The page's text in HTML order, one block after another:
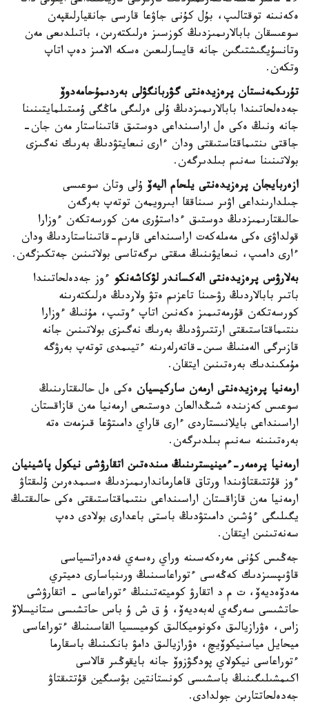
ەكەنىنە توقتالىپ، بۇل كۇنى جاۋعا قارسى جانقيارلىقپەن
سوعىسقان بابالارىمىزدىڭ كوزسىز ەرلىكتەرىن، باتىلدىعى مەن
وتانسۇيگىشتىگىن جانە قايسارلىعىن ەسكە الامىز دەپ اتاپ
وتكەن.
تۇرىكمەنستان پرەزيدەنتى گۋربانگۋلى بەردىمۇحامەدوۆ
جەدەلحاتىندا بابالارىمىزدىڭ ۇلى ەرلىگى ماڭگى ۇمىتىلمايتىنىنا
جانە ونىڭ ەكى ەل اراسىنداعى دوستىق قاتىناستار مەن جان-
جاقتى ىنتىماقتاستىقتى ودان ءارى نىعايتۋدىڭ بەرىك نەگىزى
بولاتىنىنا سەنىم بىلدىرگەن.
ازەربايجان پرەزيدەنتى يلحام اليەۆ ۇلى وتان سوعىسى
جىلدارىنداعى اۋىر سىناققا ابىرويمەن توتەپ بەرگەن
حالىقتارىمىزدىڭ دوستىق ءداستۇرى مەن كورسەتكەن ءوزارا
قولداۋى ەكى مەملەكەت اراسىنداعى قارىم-قاتىناستاردىڭ ودان
ءارى دامىپ، نىعايۋىنىڭ مىقتى ىرگەتاسى بولاتىنىن جەتكىزگەن.
بەلارۋس پرەزيدەنتى الەكساندر لۋكاشەنكو ءوز جەدەلحاتىندا
باتىر بابالاردىڭ رۋحىنا تاعزىم ەتۋ ولاردىڭ ەرلىكتەرىنە
كورسەتكەن قۇرمەتىمىز ەكەنىن اتاپ ءوتىپ، مۇنىڭ ءوزارا
ىنتىماقتاستىقتى ارتتىرۋدىڭ بەرىك نەگىزى بولاتىنىن جانە
قازىرگى الەمنىڭ سىن-قاتەرلەرىنە ءتيىمدى توتەپ بەرۋگە
مۇمكىندىك بەرەتىنىن ايتقان.
ارمەنيا پرەزيدەنتى ارمەن ساركيسيان ەكى ەل حالىقتارىنىڭ
سوعىس كەزىندە شىڭدالعان دوستىعى ارمەنيا مەن قازاقستان
اراسىنداعى بايلانىستاردى ءارى قاراي دامىتۋعا قىزمەت ەتە
بەرەتىنىنە سەنىم بىلدىرگەن.
ارمەنيا پرەمەر-ءمينيسترىنىڭ مىندەتىن اتقارۋشى نيكول پاشينيان
ءوز قۇتتىقتاۋىندا ورتاق قاھارماندارىمىزدىڭ ەسىمدەرىن ۇلىقتاۋ
ارمەنيا مەن قازاقستان اراسىنداعى ىنتىماقتاستىقتى ەكى حالىقتىڭ
يگىلىگى ءۇشىن دامىتۋدىڭ باستى باعدارى بولادى دەپ
سەنەتىنىن ايتقان.
جەڭىس كۇنى مەرەكەسىنە وراي رەسەي فەدەراتسياسى
قاۋىپسىزدىك كەڭەسى ءتوراعاسىنىڭ ورىنباسارى دميتري
مەدۆەديەۆ، ت م د اتقارۋ كوميتەتىنىڭ ءتوراعاسى - اتقارۋشى
حاتشىسى سەرگەي لەبەديەۆ، ۇ ق ش ۇ باس حاتشىسى ستانيسلاۆ
زاس، ەۋرازيالىق ەكونوميكالىق كوميسسيا القاسىنىڭ ءتوراعاسى
ميحايل مياسنيكوۆيچ، ەۋرازيالىق دامۋ بانكىنىڭ باسقارما
ءتوراعاسى نيكولاي پودگۋزوۆ جانە بايقوڭىر قالاسى
اكىمشىلىگىنىڭ باسشىسى كونستانتين بۋسىگين قۇتتىقتاۋ
جەدەلحاتتارىن جولدادى.